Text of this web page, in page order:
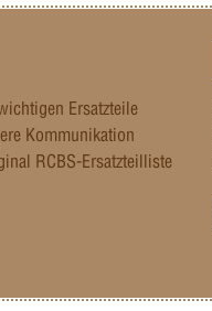
Ersatzteile
Kommunikation
RCBS-Ersatzteilliste